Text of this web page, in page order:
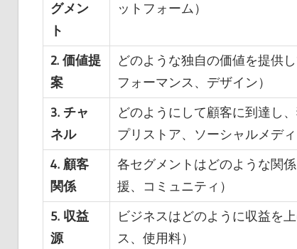
グメン
ト
ットフォーム）
2. 価値提
案
どのような独自の価値を提供
フォーマンス、デザイン）
3. チャ
ネル
どのようにして顧客に到達し
プリストア、ソーシャルメディ
4. 顧客
関係
各セグメントはどのような関
援、コミュニティ）
5. 収益
源
ビジネスはどのように収益を
ス、使用料）